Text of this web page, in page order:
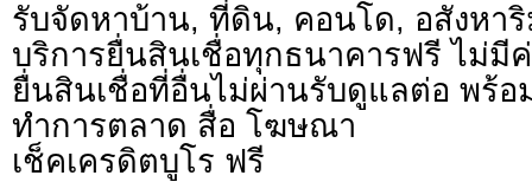
รับจัดหาบ้าน, ที่ดิน, คอนโด, อสังหา
บริการยื่นสินเชื่อทุกธนาคารฟรี ไม่มี
ยื่นสินเชื่อที่อื่นไม่ผ่านรับดูแลต่อ พร้อ
ทำการตลาด สื่อ โฆษณา
เช็คเครดิตบูโร ฟรี